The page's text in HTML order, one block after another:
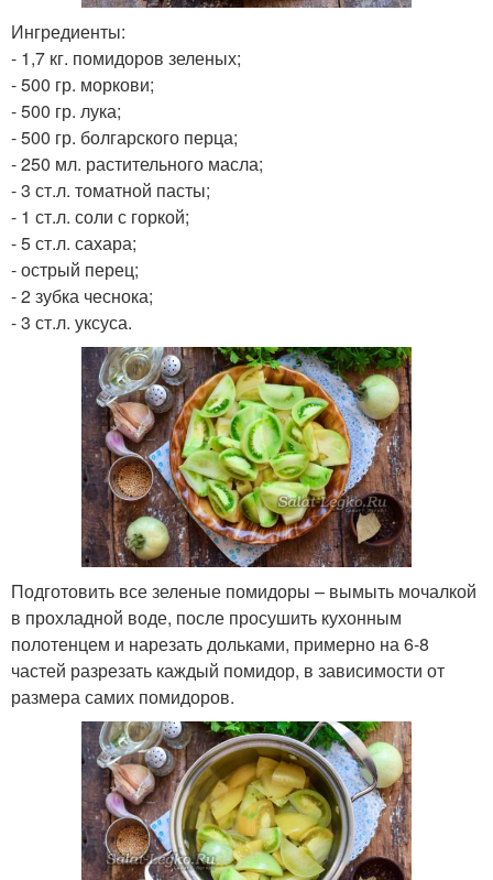
Ингредиенты:
- 1,7 кг. помидоров зеленых;
- 500 гр. моркови;
- 500 гр. лука;
- 500 гр. болгарского перца;
- 250 мл. растительного масла;
- 3 ст.л. томатной пасты;
- 1 ст.л. соли с горкой;
- 5 ст.л. сахара;
- острый перец;
- 2 зубка чеснока;
- 3 ст.л. уксуса.
Подготовить все зеленые помидоры – вымыть мочалкой
в прохладной воде, после просушить кухонным
полотенцем и нарезать дольками, примерно на 6-8
частей разрезать каждый помидор, в зависимости от
размера самих помидоров.